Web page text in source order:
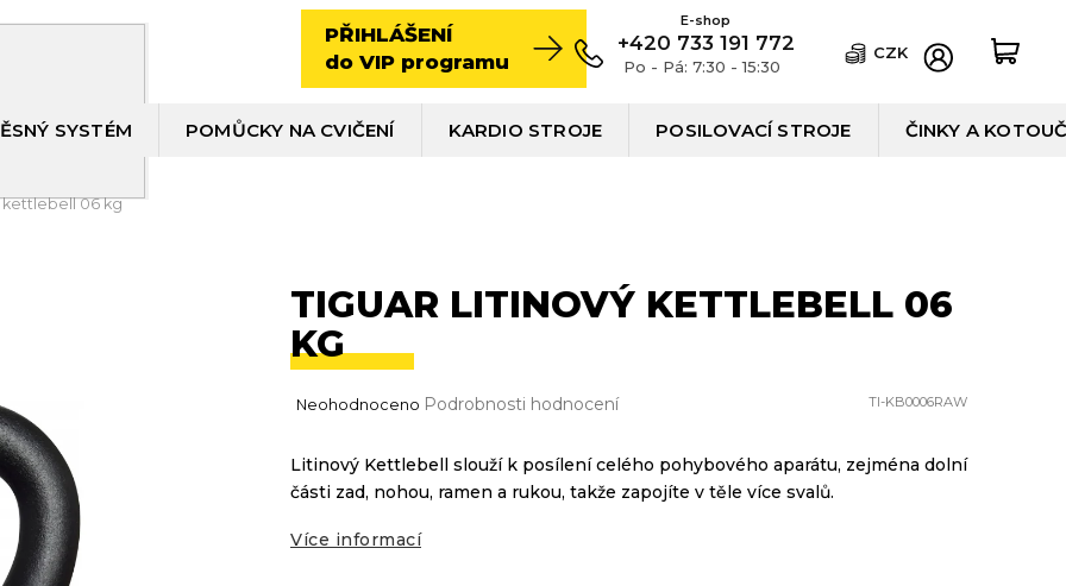
PŘIHLÁŠENÍ
do VIP programu
+420 733 191 772
Po - Pá: 7:30 - 15:30
CZK
SYSTÉM POMŮCKY NA CVIČENÍ KARDIO STROJE POSILOVACÍ STROJE ČINKY A
kettlebell 06 kg
TIGUAR LITINOVÝ KETTLEBELL 06
KG
TI-KB0006RAW
Průměrné
je
0,0
5
Neohodnoceno Podrobnosti hodnocení
Litinový Kettlebell slouží k posílení celého pohybového aparátu, zejména dolní
části zad, nohou, ramen a rukou, takže zapojíte v těle více svalů.
Více informací